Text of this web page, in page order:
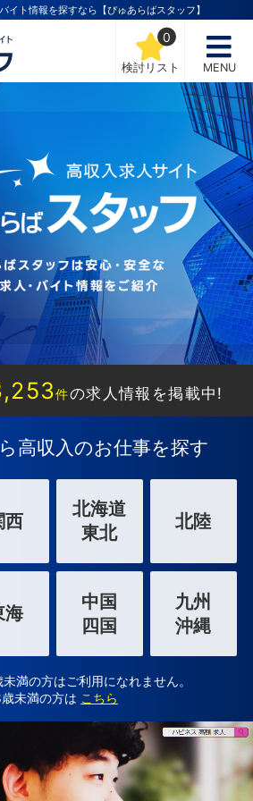
イト情報を探すなら【ぴゅあらばスタッフ】
検討リスト
0
MENU
件の求人情報を掲載中!
高収入のお仕事を探す
西
北海道
東北
北陸
海
中国
四国
九州
沖縄
満の方はご利用になれません。
未満の方は こちら